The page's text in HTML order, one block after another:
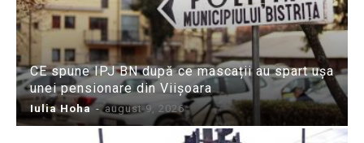
CE spune IPJ BN după ce mascații au spart ușa
unei pensionare din Viișoara
Iulia Hoha - august 9, 2026